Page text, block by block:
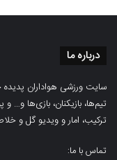
درباره ما
سایت ورزشی هواداران پدیده
تیم‌ها، بازیکنان، بازی‌ها
ترکیب، امار و ویدیو‌‌ گل‌ و
تماس با ما: